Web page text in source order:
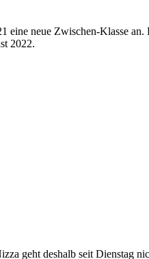
neue Zwischen-Klasse
2022.
geht deshalb seit Dienstag